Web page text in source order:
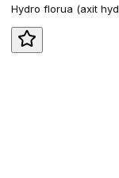
Hydro florua (axit